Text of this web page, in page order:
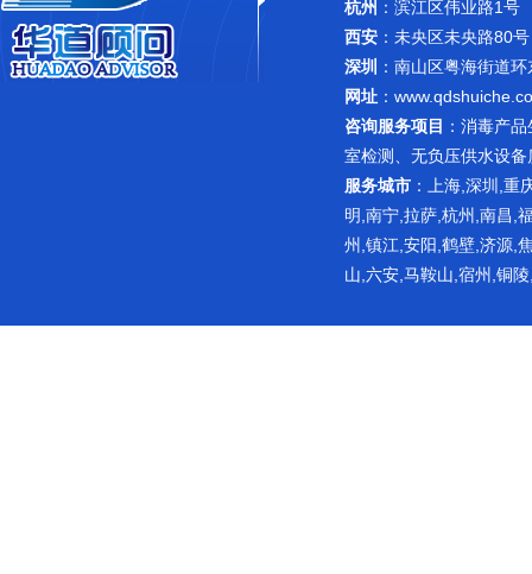
杭州 ：滨江区伟业
西安 ：未央区未央
深圳
：南山区粤海街道
网址 ：
咨询服务项目 ： 消毒产品
室检测
、无负压供水设
服务城市 ：上海,深圳,重
明,南宁,拉萨,杭州,南昌,
州,镇江,安阳,鹤壁,济源,
山,六安,马鞍山,宿州,铜